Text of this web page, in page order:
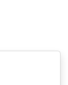
– 20 мин. 🌁
покупка. 📞